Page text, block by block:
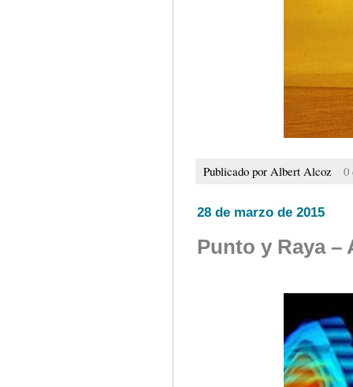
Publicado por Albert Alcoz 0
28 de marzo de 2015
Punto y Raya –